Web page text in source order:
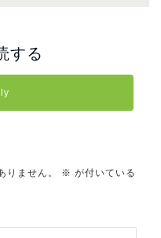
する
りません。 ※ が付いている